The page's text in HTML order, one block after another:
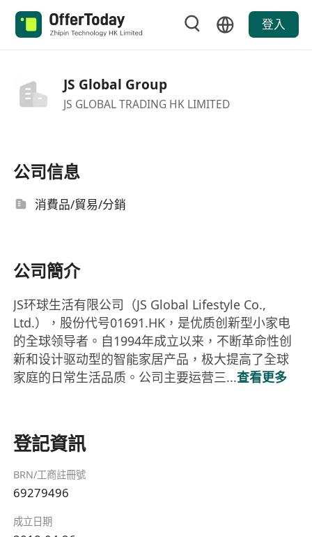
登入
JS Global Group
JS GLOBAL TRADING HK LIMITED
公司信息
消費品/貿易/分銷
公司簡介
JS环球生活有限公司（JS Global Lifestyle Co.,
Ltd.），股份代号01691.HK，是优质创新型小家电
的全球领导者。自1994年成立以来，不断革命性创
新和设计驱动型的智能家居产品，极大提高了全球
家庭的日常生活品质。公司主要运营三...查看更多
登記資訊
BRN/工商註冊號
69279496
成立日期